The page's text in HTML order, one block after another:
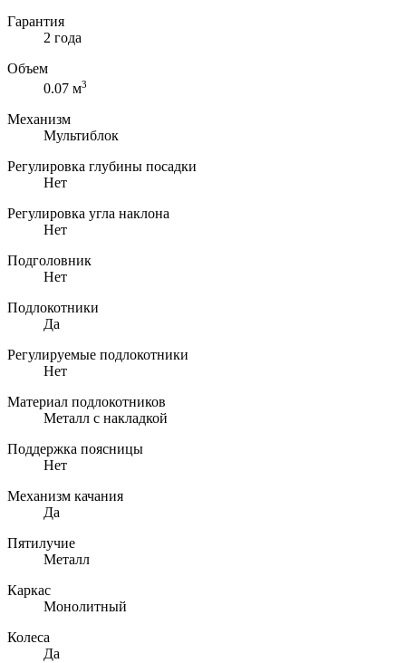
Гарантия
2 года
Объем
0.07 м3
Механизм
Мультиблок
Регулировка глубины посадки
Нет
Регулировка угла наклона
Нет
Подголовник
Нет
Подлокотники
Да
Регулируемые подлокотники
Нет
Материал подлокотников
Металл с накладкой
Поддержка поясницы
Нет
Механизм качания
Да
Пятилучие
Металл
Каркас
Монолитный
Колеса
Да